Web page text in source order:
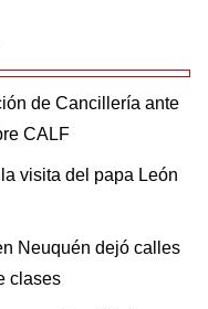
de Cancillería ante
CALF
visita del papa León
Neuquén dejó calles
clases